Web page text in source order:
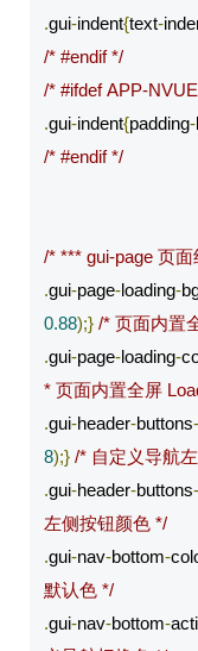
.gui-indent{text-
/* #endif */
/* #ifdef APP-
.gui-indent{padding-
/* #endif */
/* *** gui-page 页
.gui-page-loading-
0.88);} /* 页面内置
.gui-page-loading-
* 页面内置全屏
.gui-header-buttons-
8);} /* 自定义导航
.gui-header-buttons-
左侧按钮颜色 */
.gui-nav-bottom-
默认色 */
.gui-nav-bottom-